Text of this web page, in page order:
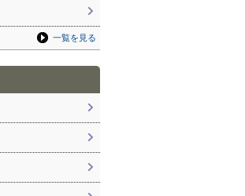
一覧を見る